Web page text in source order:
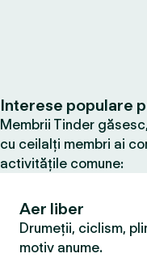
Interese populare
Membrii Tinder
cu ceilalți membri ai
activitățile comune:
Aer liber
Drumeții, ciclism,
motiv anume.